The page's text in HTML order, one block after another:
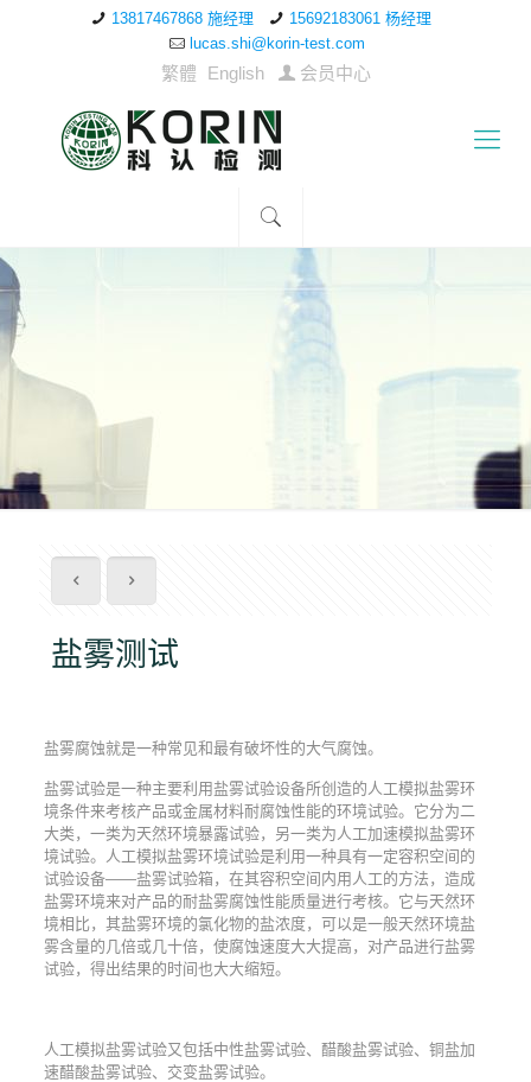
13817467868 施经理
15692183061 杨经理
lucas.shi@korin-test.com
繁體 English 会员中心
盐雾测试
盐雾腐蚀就是一种常见和最有破坏性的大气腐蚀。
盐雾试验是一种主要利用盐雾试验设备所创造的人工模拟盐雾环
境条件来考核产品或金属材料耐腐蚀性能的环境试验。它分为二
大类，一类为天然环境暴露试验，另一类为人工加速模拟盐雾环
境试验。人工模拟盐雾环境试验是利用一种具有一定容积空间的
试验设备——盐雾试验箱，在其容积空间内用人工的方法，造成
盐雾环境来对产品的耐盐雾腐蚀性能质量进行考核。它与天然环
境相比，其盐雾环境的氯化物的盐浓度，可以是一般天然环境盐
雾含量的几倍或几十倍，使腐蚀速度大大提高，对产品进行盐雾
试验，得出结果的时间也大大缩短。
人工模拟盐雾试验又包括中性盐雾试验、醋酸盐雾试验、铜盐加
速醋酸盐雾试验、交变盐雾试验。